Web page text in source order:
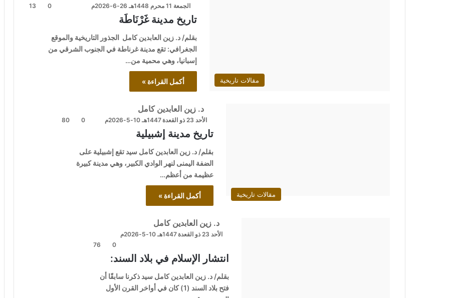
مقالات تاريخية
الجمعة 11 محرم 1448هـ 26-6-2026م 0
13
تاريخ مدينة غَرْنَاطَة
بقلم/ د. زين العابدين كامل الجذور التاريخية والموقع
الجغرافي: تقع مدينة غرناطة في الجنوب الشرقي من
إسبانيا، وهي محمية من…
أكمل القراءة »
مقالات تاريخية
د. زين العابدين كامل
الأحد 23 ذو القعدة 1447هـ 10-5-2026م 0
80
تاريخ مدينة إشبيلية
بقلم/ د. زين العابدين كامل سيد تقع إشبيلية على
الضفة اليمنى لنهر الوادي الكبير، وهي مدينة كبيرة
عظيمة من أعظم…
أكمل القراءة »
د. زين العابدين كامل
الأحد 23 ذو القعدة 1447هـ 10-5-2026م
0
76
انتشار الإسلام في بلاد السند:
بقلم/ د. زين العابدين كامل سيد ذكرنا سابقًا أن
فتح بلاد السند (1) كان في أواخر القرن الأول